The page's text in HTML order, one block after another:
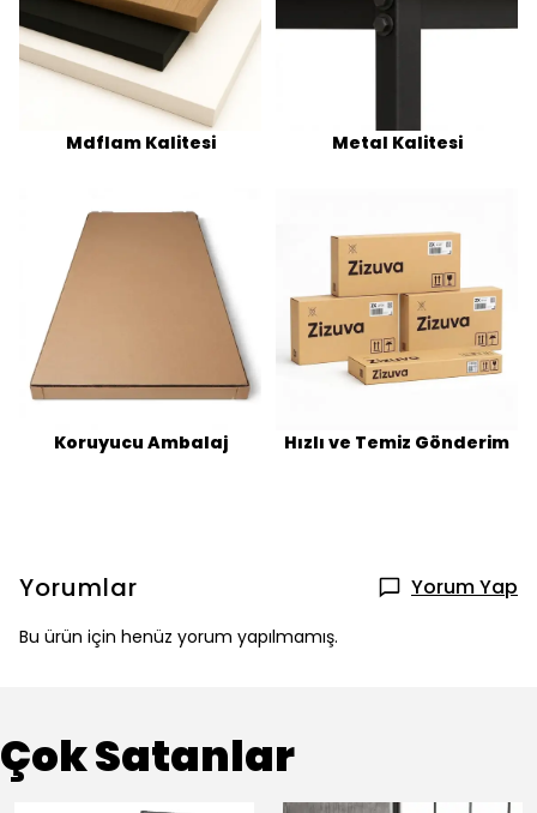
Mdflam Kalitesi Metal Kalitesi
Koruyucu Ambalaj Hızlı ve Temiz Gönderim
Yorumlar Yorum Yap
Bu ürün için henüz yorum yapılmamış.
Çok Satanlar